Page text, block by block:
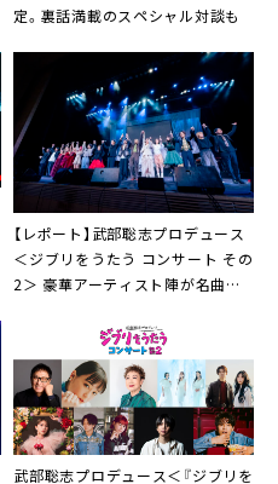
定。裏話満載のスペシャル対談も
【レポート】武部聡志プロデュース
＜ジブリをうたう コンサート その
2＞ 豪華アーティスト陣が名曲披
武部聡志プロデュース＜『ジブリを